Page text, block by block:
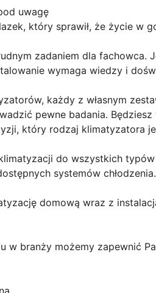
uwagę
który sprawił, że życie w
zadaniem dla fachowca.
wymaga wiedzy i
każdy z własnym
pewne badania.
który rodzaj klimatyzatora
do wszystkich
systemów chłodzenia.
domową wraz z
w branży możemy zapewnić